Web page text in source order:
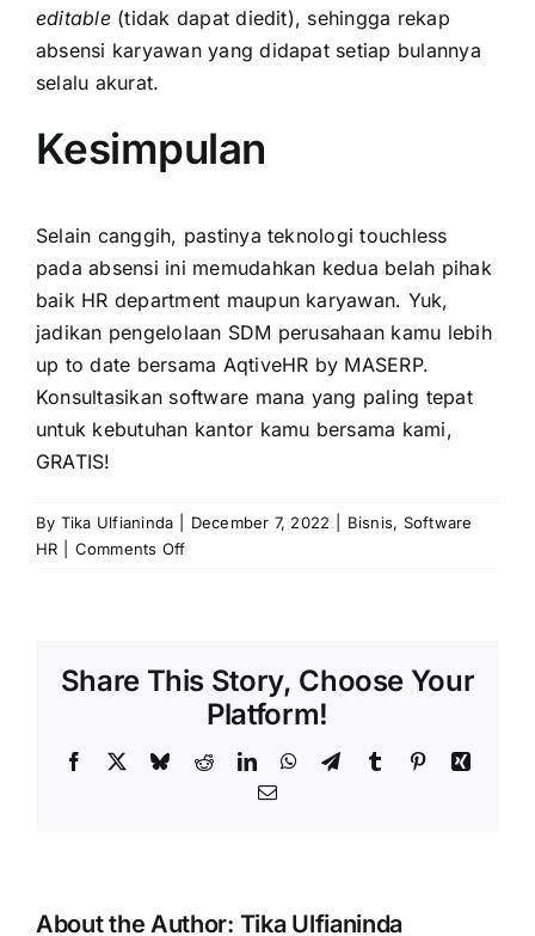
editable (tidak dapat diedit), sehingga rekap
absensi karyawan yang didapat setiap bulannya
selalu akurat.
Kesimpulan
Selain canggih, pastinya teknologi touchless
pada absensi ini memudahkan kedua belah pihak
baik HR department maupun karyawan. Yuk,
jadikan pengelolaan SDM perusahaan kamu lebih
up to date bersama AqtiveHR by MASERP.
Konsultasikan software mana yang paling tepat
untuk kebutuhan kantor kamu bersama kami,
GRATIS!
By Tika Ulfianinda December 7, 2022 Bisnis, Software
HR
Comments Offon
Memudahkan
Hidup,
Pernah
Coba?
Share This Story, Choose Your
Platform!
Facebook BlueskyRedditLinkedInWhatsApp
TelegramTumblr PinterestXing
Email
About the Author: Tika Ulfianinda